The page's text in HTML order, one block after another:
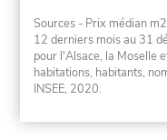
Sources - Prix médian
12 derniers mois au 31
pour l'Alsace, la Moselle
habitations, habitants,
INSEE, 2020.